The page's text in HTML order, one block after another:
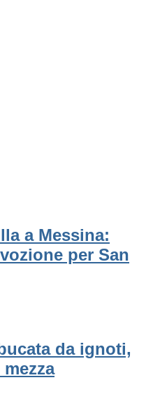
a Messina:
per San
da ignoti,